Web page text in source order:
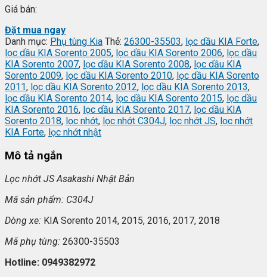
Giá bán:
Đặt mua ngay
Danh mục: Phụ tùng Kia Thẻ: 26300-35503, lọc dầu KIA Forte,
lọc dầu KIA Sorento 2005, lọc dầu KIA Sorento 2006, lọc dầu
KIA Sorento 2007, lọc dầu KIA Sorento 2008, lọc dầu KIA
Sorento 2009, lọc dầu KIA Sorento 2010, lọc dầu KIA Sorento
2011, lọc dầu KIA Sorento 2012, lọc dầu KIA Sorento 2013,
lọc dầu KIA Sorento 2014, lọc dầu KIA Sorento 2015, lọc dầu
KIA Sorento 2016, lọc dầu KIA Sorento 2017, lọc dầu KIA
Sorento 2018, lọc nhớt, lọc nhớt C304J, lọc nhớt JS, lọc nhớt
KIA Forte, lọc nhớt nhật
Mô tả ngắn
Lọc nhớt JS Asakashi Nhật Bản
Mã sản phẩm: C304J
Dòng xe: KIA Sorento 2014, 2015, 2016, 2017, 2018
Mã phụ tùng: 26300-35503
Hotline: 0949382972